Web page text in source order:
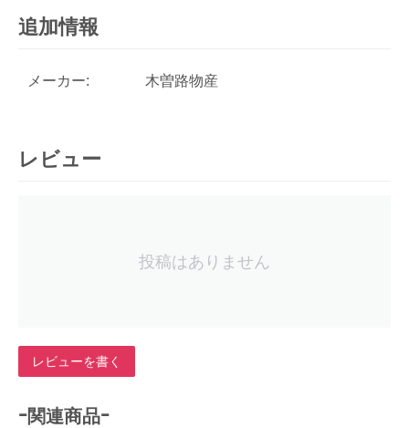
追加情報
メーカー: 木曽路物産
レビュー
投稿はありません
レビューを書く
-関連商品-